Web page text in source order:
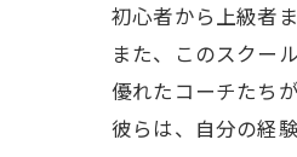
初心者から上級者
また、このスクー
優れたコーチたち
彼らは、自分の経